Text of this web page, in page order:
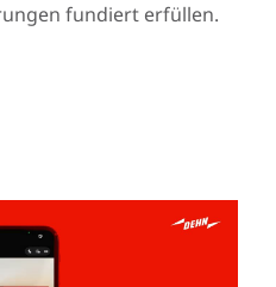
fundiert erfüllen.